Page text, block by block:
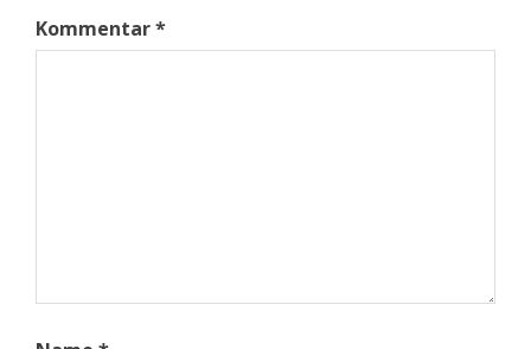
Kommentar*